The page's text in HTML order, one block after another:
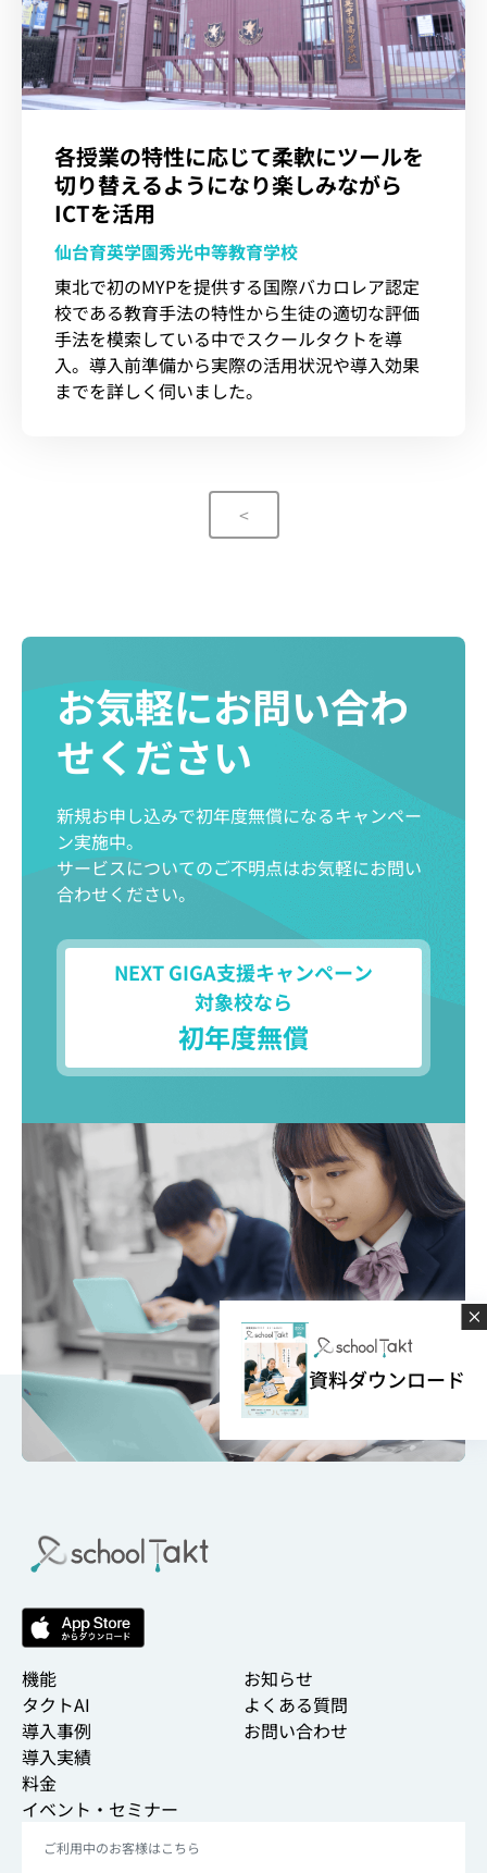
各授業の特性に応じて柔軟にツールを
切り替えるようになり楽しみながら
ICTを活用
仙台育英学園秀光中等教育学校
東北で初のMYPを提供する国際バカロレア認定
校である教育手法の特性から生徒の適切な評価
手法を模索している中でスクールタクトを導
入。導入前準備から実際の活用状況や導入効果
までを詳しく伺いました。
<
お気軽にお問い合わ
せください
新規お申し込みで初年度無償になるキャンペー
ン実施中。
サービスについてのご不明点はお気軽にお問い
合わせください。
NEXT GIGA支援キャンペーン
対象校なら
初年度無償
資料ダウンロード
機能
タクトAI
導入事例
導入実績
料金
イベント・セミナー
お知らせ
よくある質問
お問い合わせ
ご利用中のお客様はこちら